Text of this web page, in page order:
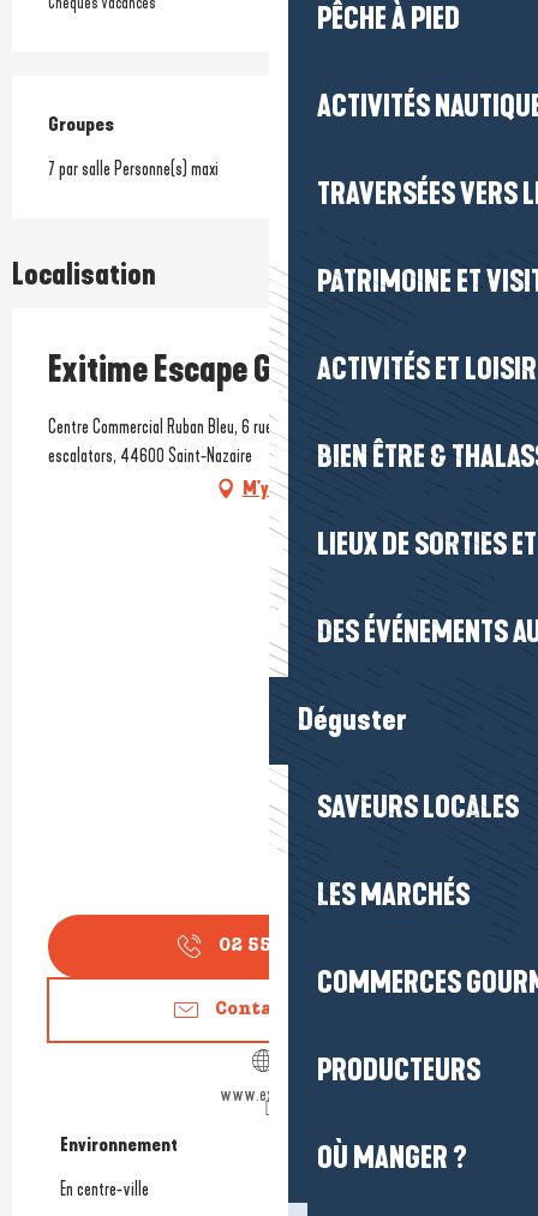
PÊCHE À PIED
ACTIVITÉS
TRAVERSÉES VERS
PATRIMOINE ET
ACTIVITÉS ET
BIEN ÊTRE &
LIEUX DE SORTIES
DES ÉVÉNEMENTS
Déguster
SAVEURS LOCALES
LES MARCHÉS
COMMERCES
PRODUCTEURS
OÙ MANGER ?
Groupes
Groupes
7 par salle Personne(s) maxi
Localisation
Exitime Escape Game
Centre Commercial Ruban Bleu, 6 rue François Marceau, en bas des
escalators, 44600 Saint-Nazaire
M'y rendre
02 55 99 20
Contactez-nous
www.exitime.fr
Environnement
Environnement
En centre-ville